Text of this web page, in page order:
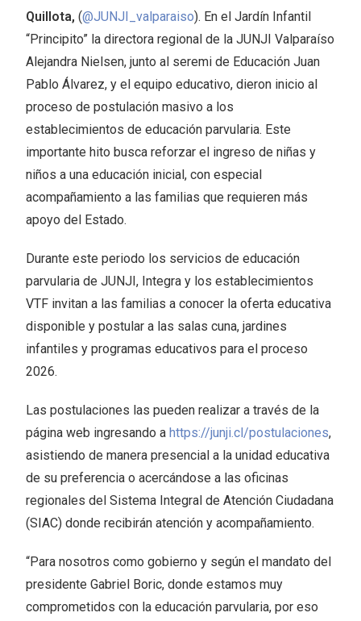
Quillota, (@JUNJI_valparaiso). En el Jardín Infantil
“Principito” la directora regional de la JUNJI Valparaíso
Alejandra Nielsen, junto al seremi de Educación Juan
Pablo Álvarez, y el equipo educativo, dieron inicio al
proceso de postulación masivo a los
establecimientos de educación parvularia. Este
importante hito busca reforzar el ingreso de niñas y
niños a una educación inicial, con especial
acompañamiento a las familias que requieren más
apoyo del Estado.
Durante este periodo los servicios de educación
parvularia de JUNJI, Integra y los establecimientos
VTF invitan a las familias a conocer la oferta educativa
disponible y postular a las salas cuna, jardines
infantiles y programas educativos para el proceso
2026.
Las postulaciones las pueden realizar a través de la
página web ingresando ahttps://junji.cl/postulaciones,
asistiendo de manera presencial a la unidad educativa
de su preferencia o acercándose a las oficinas
regionales del Sistema Integral de Atención Ciudadana
(SIAC) donde recibirán atención y acompañamiento.
“Para nosotros como gobierno y según el mandato del
presidente Gabriel Boric, donde estamos muy
comprometidos con la educación parvularia, por eso